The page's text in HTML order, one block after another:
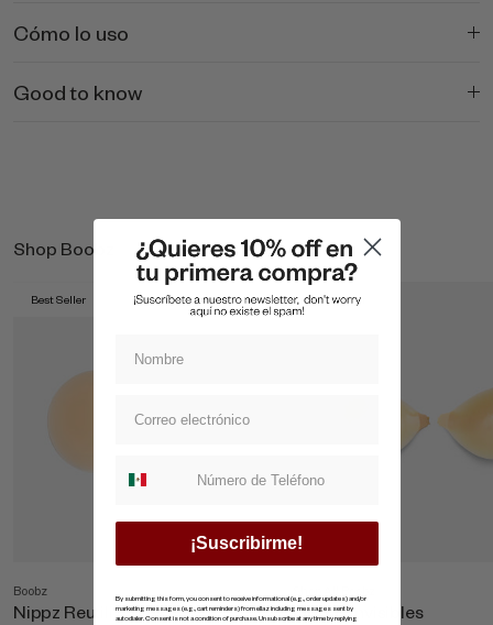
Cómo lo uso
Good to know
Shop Boobz
Best Seller
Boobz
Nippz Reutilizables
Best Seller
Copas Invisibles
¡Suscribirme!
By submitting this form, you consent to receive informational (e.g., order updates) and/or
marketing messages (e.g., cart reminders) from ellaz including messages sent by
autodialer. Consent is not a condition of purchase. Unsubscribe at any time by replying